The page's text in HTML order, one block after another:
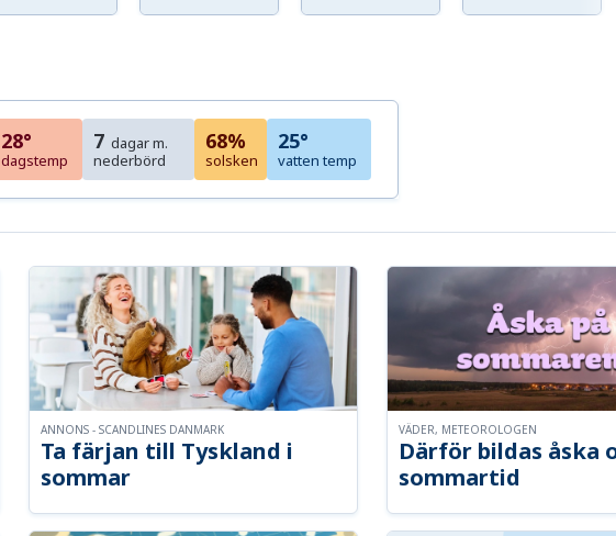
28°
dagstemp
7 dagar m.
nederbörd
68%
solsken
25°
vatten temp
Ta färjan till Tyskland i
sommar
ANNONS - SCANDLINES DANMARK
Därför bildas åska
sommartid
VÄDER, METEOROLOGEN